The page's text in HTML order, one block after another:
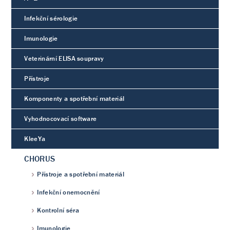
Infekční sérologie
Imunologie
Veterinární ELISA soupravy
Přístroje
Komponenty a spotřební materiál
Vyhodnocovací software
KleeYa
CHORUS
Přístroje a spotřební materiál
Infekční onemocnění
Kontrolní séra
Imunologie